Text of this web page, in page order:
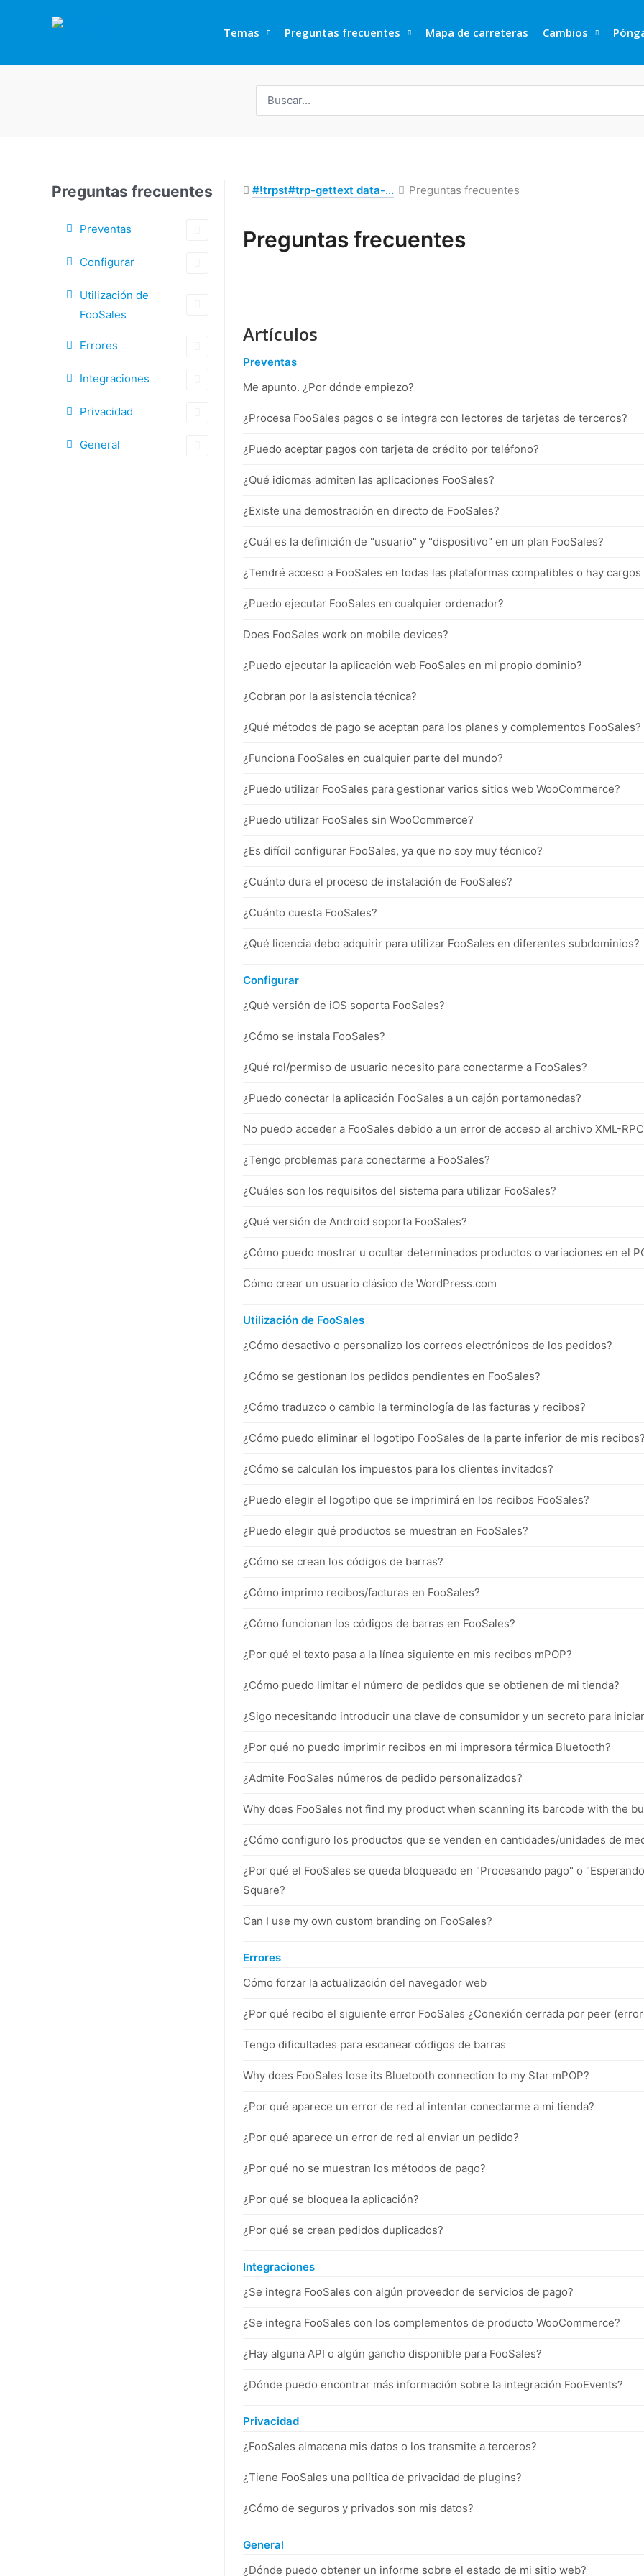
Temas Preguntas frecuentes Mapa de carreteras Cambios
por:
Preguntas frecuentes
Preventas
Configurar
Utilización de
FooSales
Errores
Integraciones
Privacidad
General
#!trpst#trp-gettext data-... Preguntas frecuentes
Preguntas frecuentes
Artículos
Preventas
Me apunto. ¿Por dónde empiezo?
¿Procesa FooSales pagos o se integra con lectores de tarjetas de terceros?
¿Puedo aceptar pagos con tarjeta de crédito por teléfono?
¿Qué idiomas admiten las aplicaciones FooSales?
¿Existe una demostración en directo de FooSales?
¿Cuál es la definición de "usuario" y "dispositivo" en un plan FooSales?
¿Tendré acceso a FooSales en todas las plataformas compatibles o hay
¿Puedo ejecutar FooSales en cualquier ordenador?
Does FooSales work on mobile devices?
¿Puedo ejecutar la aplicación web FooSales en mi propio dominio?
¿Cobran por la asistencia técnica?
¿Qué métodos de pago se aceptan para los planes y complementos FooSales?
¿Funciona FooSales en cualquier parte del mundo?
¿Puedo utilizar FooSales para gestionar varios sitios web WooCommerce?
¿Puedo utilizar FooSales sin WooCommerce?
¿Es difícil configurar FooSales, ya que no soy muy técnico?
¿Cuánto dura el proceso de instalación de FooSales?
¿Cuánto cuesta FooSales?
¿Qué licencia debo adquirir para utilizar FooSales en diferentes subdominios?
Configurar
¿Qué versión de iOS soporta FooSales?
¿Cómo se instala FooSales?
¿Qué rol/permiso de usuario necesito para conectarme a FooSales?
¿Puedo conectar la aplicación FooSales a un cajón portamonedas?
No puedo acceder a FooSales debido a un error de acceso al archivo XML-
¿Tengo problemas para conectarme a FooSales?
¿Cuáles son los requisitos del sistema para utilizar FooSales?
¿Qué versión de Android soporta FooSales?
¿Cómo puedo mostrar u ocultar determinados productos o variaciones en el
Cómo crear un usuario clásico de WordPress.com
Utilización de FooSales
¿Cómo desactivo o personalizo los correos electrónicos de los pedidos?
¿Cómo se gestionan los pedidos pendientes en FooSales?
¿Cómo traduzco o cambio la terminología de las facturas y recibos?
¿Cómo puedo eliminar el logotipo FooSales de la parte inferior de mis recibos?
¿Cómo se calculan los impuestos para los clientes invitados?
¿Puedo elegir el logotipo que se imprimirá en los recibos FooSales?
¿Puedo elegir qué productos se muestran en FooSales?
¿Cómo se crean los códigos de barras?
¿Cómo imprimo recibos/facturas en FooSales?
¿Cómo funcionan los códigos de barras en FooSales?
¿Por qué el texto pasa a la línea siguiente en mis recibos mPOP?
¿Cómo puedo limitar el número de pedidos que se obtienen de mi tienda?
¿Sigo necesitando introducir una clave de consumidor y un secreto para
¿Por qué no puedo imprimir recibos en mi impresora térmica Bluetooth?
¿Admite FooSales números de pedido personalizados?
Why does FooSales not find my product when scanning its barcode with the
¿Cómo configuro los productos que se venden en cantidades/unidades de
¿Por qué el FooSales se queda bloqueado en "Procesando pago" o
Square?
Can I use my own custom branding on FooSales?
Errores
Cómo forzar la actualización del navegador web
¿Por qué recibo el siguiente error FooSales ¿Conexión cerrada por peer (error
Tengo dificultades para escanear códigos de barras
Why does FooSales lose its Bluetooth connection to my Star mPOP?
¿Por qué aparece un error de red al intentar conectarme a mi tienda?
¿Por qué aparece un error de red al enviar un pedido?
¿Por qué no se muestran los métodos de pago?
¿Por qué se bloquea la aplicación?
¿Por qué se crean pedidos duplicados?
Integraciones
¿Se integra FooSales con algún proveedor de servicios de pago?
¿Se integra FooSales con los complementos de producto WooCommerce?
¿Hay alguna API o algún gancho disponible para FooSales?
¿Dónde puedo encontrar más información sobre la integración FooEvents?
Privacidad
¿FooSales almacena mis datos o los transmite a terceros?
¿Tiene FooSales una política de privacidad de plugins?
¿Cómo de seguros y privados son mis datos?
General
¿Dónde puedo obtener un informe sobre el estado de mi sitio web?